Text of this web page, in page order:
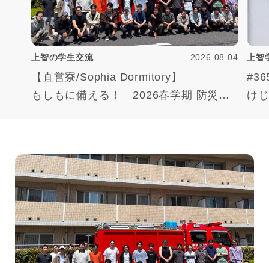
上智の学生交流 2026.08.04
【直営寮/Sophia Dormitory】
もしもに備える！ 2026春学期 防災訓
上
け